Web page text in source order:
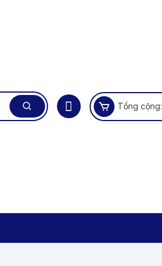
Tổng cộng: